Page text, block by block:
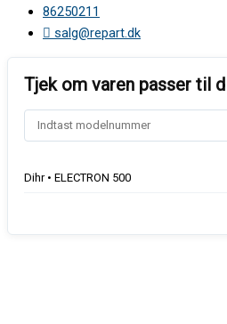
86250211
salg@repart.dk
Dihr • ELECTRON 500